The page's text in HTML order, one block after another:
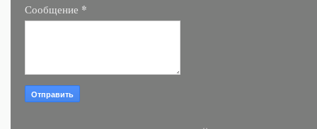
Сообщение *